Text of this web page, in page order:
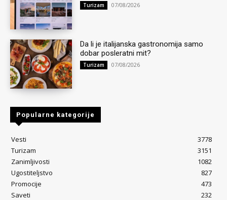
Turizam 07/08/2026
Da li je italijanska gastronomija samo
dobar posleratni mit?
Turizam 07/08/2026
Popularne kategorije
Vesti
3778
Turizam
3151
Zanimljivosti
1082
Ugostiteljstvo
827
Promocije
473
Saveti
232